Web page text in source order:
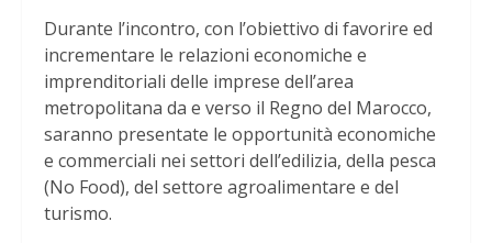
Durante l’incontro, con l’obiettivo di favorire ed
incrementare le relazioni economiche e
imprenditoriali delle imprese dell’area
metropolitana da e verso il Regno del Marocco,
saranno presentate le opportunità economiche
e commerciali nei settori dell’edilizia, della pesca
(No Food), del settore agroalimentare e del
turismo.